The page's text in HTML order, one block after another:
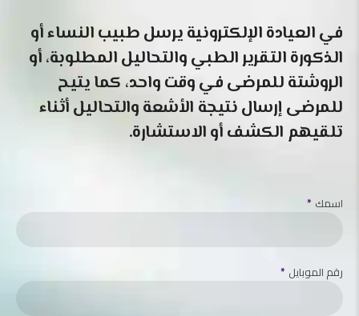
في العيادة الإلكترونية يرسل طبيب النساء أو
الذكورة التقرير الطبي والتحاليل المطلوبة، أو
الروشتة للمرضى في وقت واحد، كما يتيح
للمرضى إرسال نتيجة الأشعة والتحاليل أثناء
تلقيهم الكشف أو الاستشارة.
اسمك
رقم الموبايل